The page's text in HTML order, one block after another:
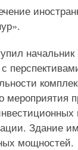
мероприятия
Здание
мощностей.